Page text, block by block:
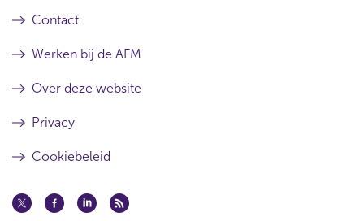
Contact
Werken bij de AFM
Over deze website
Privacy
Cookiebeleid